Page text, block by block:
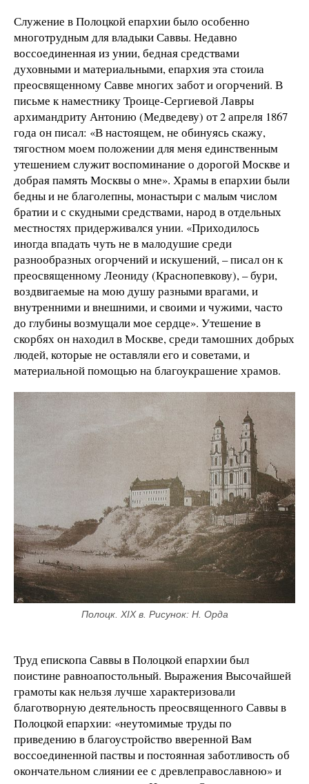
Служение в Полоцкой епархии было особенно
многотрудным для владыки Саввы. Недавно
воссоединенная из унии, бедная средствами
духовными и материальными, епархия эта стоила
преосвященному Савве многих забот и огорчений. В
письме к наместнику Троице-Сергиевой Лавры
архимандриту Антонию (Медведеву) от 2 апреля 1867
года он писал: «В настоящем, не обинуясь скажу,
тягостном моем положении для меня единственным
утешением служит воспоминание о дорогой Москве и
добрая память Москвы о мне». Храмы в епархии были
бедны и не благолепны, монастыри с малым числом
братии и с скудными средствами, народ в отдельных
местностях придерживался унии. «Приходилось
иногда впадать чуть не в малодушие среди
разнообразных огорчений и искушений, – писал он к
преосвященному Леониду (Краснопевкову), – бури,
воздвигаемые на мою душу разными врагами, и
внутренними и внешними, и своими и чужими, часто
до глубины возмущали мое сердце». Утешение в
скорбях он находил в Москве, среди тамошних добрых
людей, которые не оставляли его и советами, и
материальной помощью на благоукрашение храмов.
Полоцк. XIX в. Рисунок: Н. Орда
Труд епископа Саввы в Полоцкой епархии был
поистине равноапостольный. Выражения Высочайшей
грамоты как нельзя лучше характеризовали
благотворную деятельность преосвященного Саввы в
Полоцкой епархии: «неутомимые труды по
приведению в благоустройство вверенной Вам
воссоединенной паствы и постоянная заботливость об
окончательном слиянии ее с древлеправославною» и